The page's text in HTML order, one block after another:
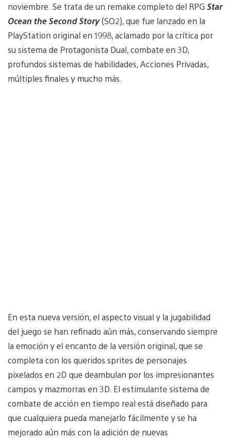
noviembre. Se trata de un remake completo del RPG Star
Ocean the Second Story(SO2), que fue lanzado en la
PlayStation original en 1998, aclamado por la crítica por
su sistema de Protagonista Dual, combate en 3D,
profundos sistemas de habilidades, Acciones Privadas,
múltiples finales y mucho más.
En esta nueva versión, el aspecto visual y la jugabilidad
del juego se han refinado aún más, conservando siempre
la emoción y el encanto de la versión original, que se
completa con los queridos sprites de personajes
pixelados en 2D que deambulan por los impresionantes
campos y mazmorras en 3D. El estimulante sistema de
combate de acción en tiempo real está diseñado para
que cualquiera pueda manejarlo fácilmente y se ha
mejorado aún más con la adición de nuevas